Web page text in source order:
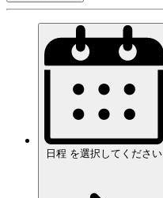
日程 を選択してください